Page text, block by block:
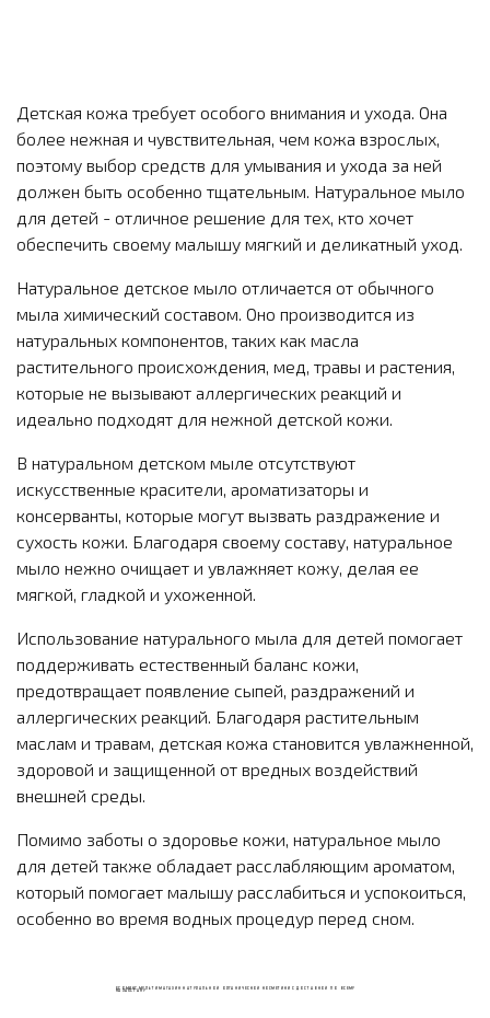
Детская кожа требует особого внимания и ухода. Она
более нежная и чувствительная, чем кожа взрослых,
поэтому выбор средств для умывания и ухода за ней
должен быть особенно тщательным. Натуральное мыло
для детей - отличное решение для тех, кто хочет
обеспечить своему малышу мягкий и деликатный уход.
Натуральное детское мыло отличается от обычного
мыла химический составом. Оно производится из
натуральных компонентов, таких как масла
растительного происхождения, мед, травы и растения,
которые не вызывают аллергических реакций и
идеально подходят для нежной детской кожи.
В натуральном детском мыле отсутствуют
искусственные красители, ароматизаторы и
консерванты, которые могут вызвать раздражение и
сухость кожи. Благодаря своему составу, натуральное
мыло нежно очищает и увлажняет кожу, делая ее
мягкой, гладкой и ухоженной.
Использование натурального мыла для детей помогает
поддерживать естественный баланс кожи,
предотвращает появление сыпей, раздражений и
аллергических реакций. Благодаря растительным
маслам и травам, детская кожа становится увлажненной,
здоровой и защищенной от вредных воздействий
внешней среды.
Помимо заботы о здоровье кожи, натуральное мыло
для детей также обладает расслабляющим ароматом,
который помогает малышу расслабиться и успокоиться,
особенно во время водных процедур перед сном.
ECOМИКС МУЛЬТИМАГАЗИН НАТУРАЛЬНОЙ ОРГАНИЧЕСКОЙ КОСМЕТИКИ С ДОСТАВКОЙ ПО ВСЕМУ
КАЗАХСТАНУ